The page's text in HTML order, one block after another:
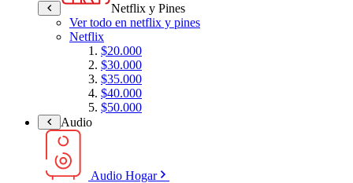
Netflix y Pines
Ver todo en netflix y pines
Netflix
$20.000
$30.000
$35.000
$40.000
$50.000
Audio
Audio Hogar